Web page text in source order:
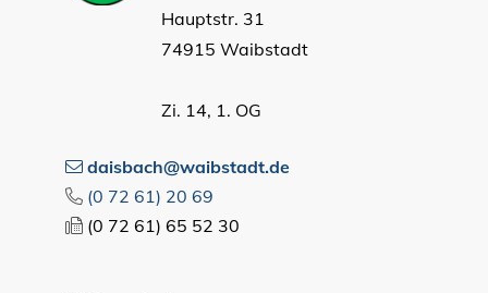
Hauptstr. 31
74915 Waibstadt
Zi. 14, 1. OG
daisbach@waibstadt.de
(0 72 61) 20 69
(0 72 61) 65 52 30